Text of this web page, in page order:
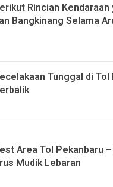
Rincian
Bangkinang Selama
Tunggal di
Area Tol Pekanbaru
Mudik Lebaran